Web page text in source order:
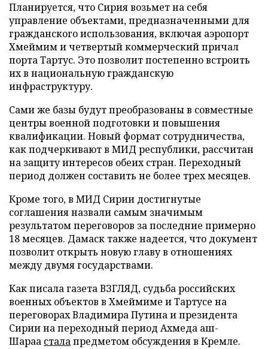
Планируется, что Сирия возьмет на себя
управление объектами, предназначенными для
гражданского использования, включая аэропорт
Хмеймим и четвертый коммерческий причал
порта Тартус. Это позволит постепенно встроить
их в национальную гражданскую
инфраструктуру.
Сами же базы будут преобразованы в совместные
центры военной подготовки и повышения
квалификации. Новый формат сотрудничества,
как подчеркивают в МИД республики, рассчитан
на защиту интересов обеих стран. Переходный
период должен составить не более трех месяцев.
Кроме того, в МИД Сирии достигнутые
соглашения назвали самым значимым
результатом переговоров за последние примерно
18 месяцев. Дамаск также надеется, что документ
позволит открыть новую главу в отношениях
между двумя государствами.
Как писала газета ВЗГЛЯД, судьба российских
военных объектов в Хмеймиме и Тартусе на
переговорах Владимира Путина и президента
Сирии на переходный период Ахмеда аш-
Шараа сталапредметом обсуждения в Кремле.